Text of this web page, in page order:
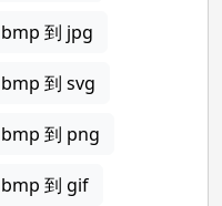
bmp 到 jpg
bmp 到 svg
bmp 到 png
bmp 到 gif